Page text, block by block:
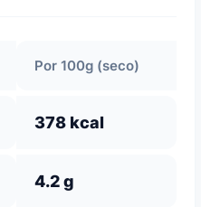
Por 100g (seco)
378 kcal
4.2 g